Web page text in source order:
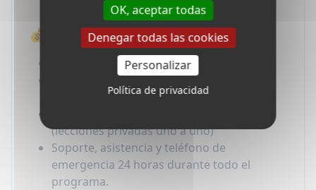
💰 ¿Qué está incluido en el precio?
Gastos de administración
Alojamiento en casa del profesor en
régimen de pensión completa.
(lecciones privadas uno a uno)
Soporte, asistencia y teléfono de
emergencia 24 horas durante todo el
programa.
OK, aceptar todas
Denegar todas las cookies
Personalizar
Política de privacidad